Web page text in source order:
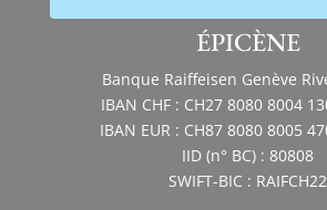
ÉPICÈNE
Banque Raiffeisen Genève
IBAN CHF : CH27 8080 8004
IBAN EUR : CH87 8080 8005
IID (n° BC) : 80808
SWIFT-BIC : RAIFCH22